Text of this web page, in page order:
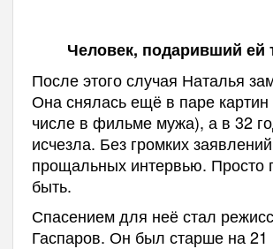
Человек, подаривший ей
После этого случая Наталья
Она снялась ещё в паре
числе в фильме мужа), а в 32
исчезла. Без громких
прощальных интервью. Просто
быть.
Спасением для неё стал
Гаспаров. Он был старше на 21